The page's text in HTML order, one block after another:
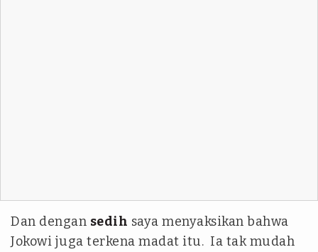
Dan dengan sedih saya menyaksikan bahwa
Jokowi juga terkena madat itu. Ia tak mudah